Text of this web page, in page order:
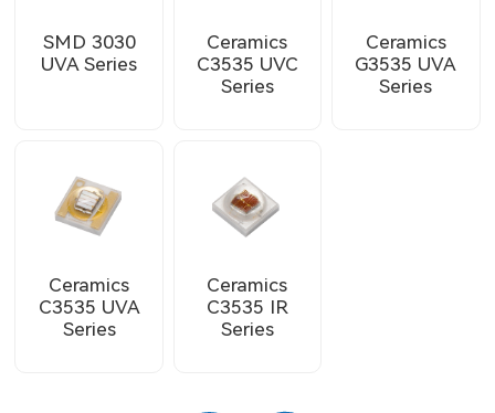
SMD 3030
UVA Series
Ceramics
C3535 UVC
Series
Ceramics
G3535 UVA
Series
Ceramics
C3535 UVA
Series
Ceramics
C3535 IR
Series